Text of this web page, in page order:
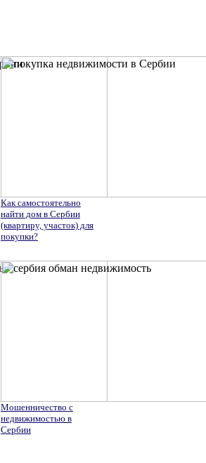
Как самостоятельно
найти дом в Сербии
(квартиру, участок) для
покупки?
Мошенничество с
недвижимостью в
Сербии